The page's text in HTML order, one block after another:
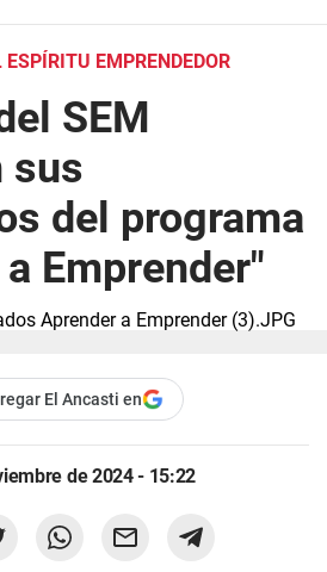
EMPRENDEDOR
SEM
sus
del programa
Emprender"
El Ancasti en
de 2024 - 15:22